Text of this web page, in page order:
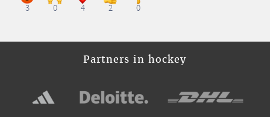
3 0 4 2 0
Partners in hockey